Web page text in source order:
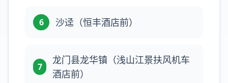
6 沙迳（恒丰酒店前）
7
龙门县龙华镇（浅山江景扶风机车
酒店前）